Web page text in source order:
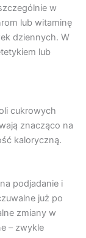
w
lub witaminę
dziennych. W
lub
cukrowych
znacząco na
kaloryczną.
podjadanie i
już po
zmiany w
– zwykle